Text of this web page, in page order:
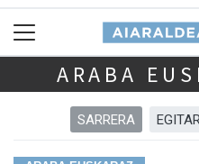
ARABA
SARRERA